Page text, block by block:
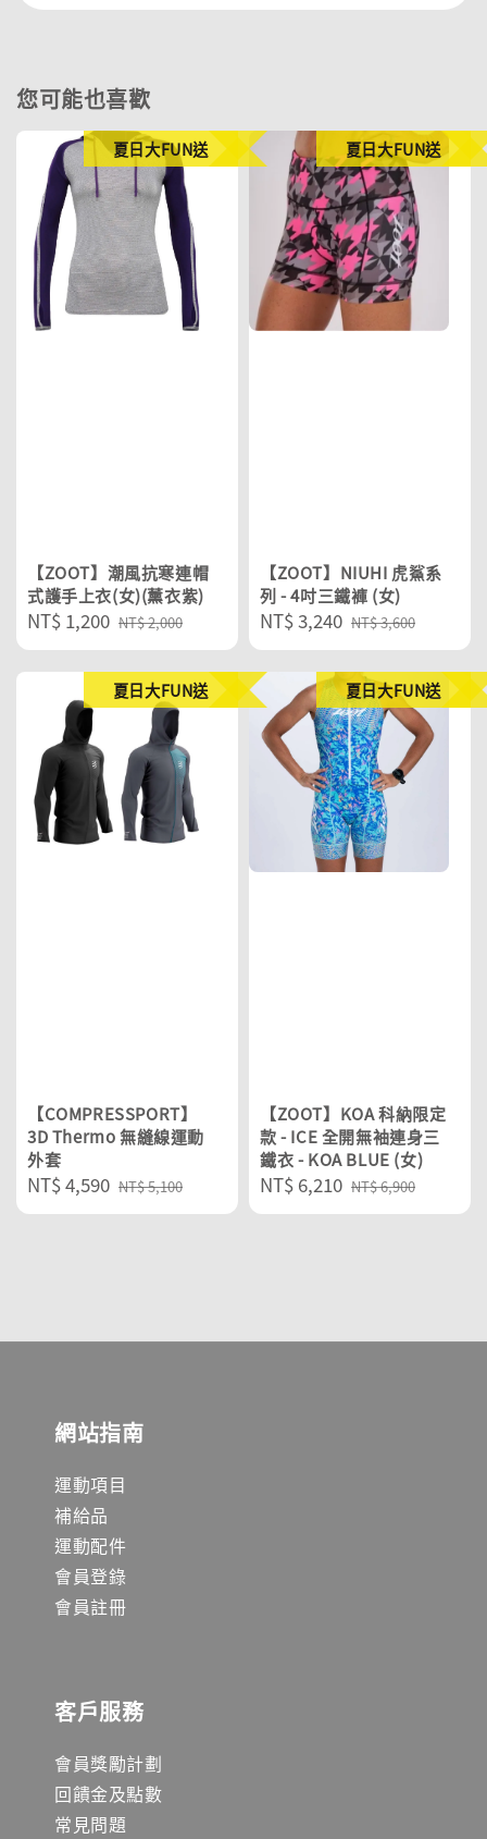
您可能也喜歡
夏日大FUN送
【ZOOT】潮風抗寒連帽
式護手上衣(女)(薰衣紫)
Sale
price
NT$ 1,200 Regular
price
NT$ 2,000
夏日大FUN送
【ZOOT】NIUHI 虎鯊系
列 - 4吋三鐵褲 (女)
Sale
price
NT$ 3,240 Regular
price
NT$ 3,600
夏日大FUN送
【COMPRESSPORT】
3D Thermo 無縫線運動
外套
Sale
price
NT$ 4,590 Regular
price
NT$ 5,100
夏日大FUN送
【ZOOT】KOA 科納限定
款 - ICE 全開無袖連身三
鐵衣 - KOA BLUE (女)
Sale
price
NT$ 6,210 Regular
price
NT$ 6,900
網站指南
運動項目
補給品
運動配件
會員登錄
會員註冊
客戶服務
會員獎勵計劃
回饋金及點數
常見問題